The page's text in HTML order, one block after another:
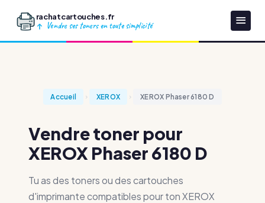
rachatcartouches.fr
Vendre ses toners en toute simplicité
Accueil XEROX XEROX Phaser 6180 D
Vendre toner pour
XEROX Phaser 6180 D
Tu as des toners ou des cartouches
d'imprimante compatibles pour ton XEROX